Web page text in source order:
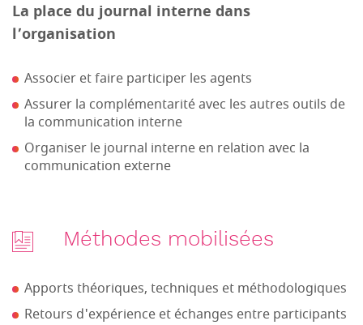
La place du journal interne dans
l’organisation
Associer et faire participer les agents
Assurer la complémentarité avec les autres outils de
la communication interne
Organiser le journal interne en relation avec la
communication externe
Méthodes mobilisées
Apports théoriques, techniques et méthodologiques
Retours d'expérience et échanges entre participants